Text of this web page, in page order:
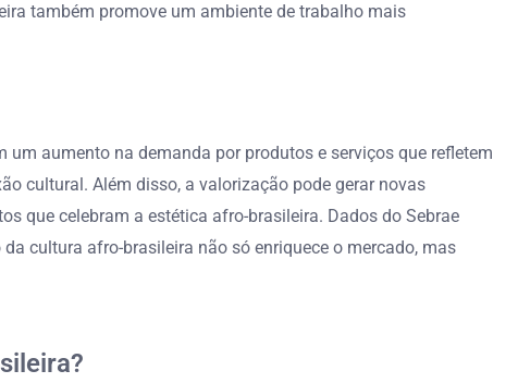
também promove um ambiente de trabalho mais
aumento na demanda por produtos e serviços que refletem
cultural. Além disso, a valorização pode gerar novas
que celebram a estética afro-brasileira. Dados do Sebrae
cultura afro-brasileira não só enriquece o mercado, mas